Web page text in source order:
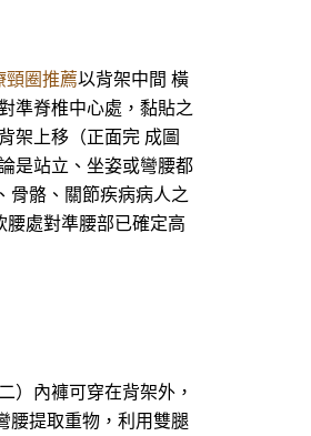
頸圈推薦以背架中間 橫
準脊椎中心處，黏貼之
架上移（正面完 成圖
是站立、坐姿或彎腰都
骨骼、關節疾病病人之
處對準腰部已確定高
）內褲可穿在背架外，
腰提取重物，利用雙腿